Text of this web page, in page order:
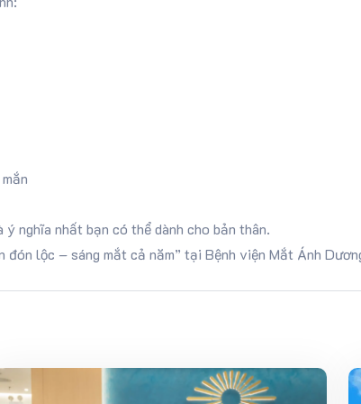
nghĩa nhất bạn có thể dành cho bản thân.
lộc – sáng mắt cả năm” tại Bệnh viện Mắt Ánh